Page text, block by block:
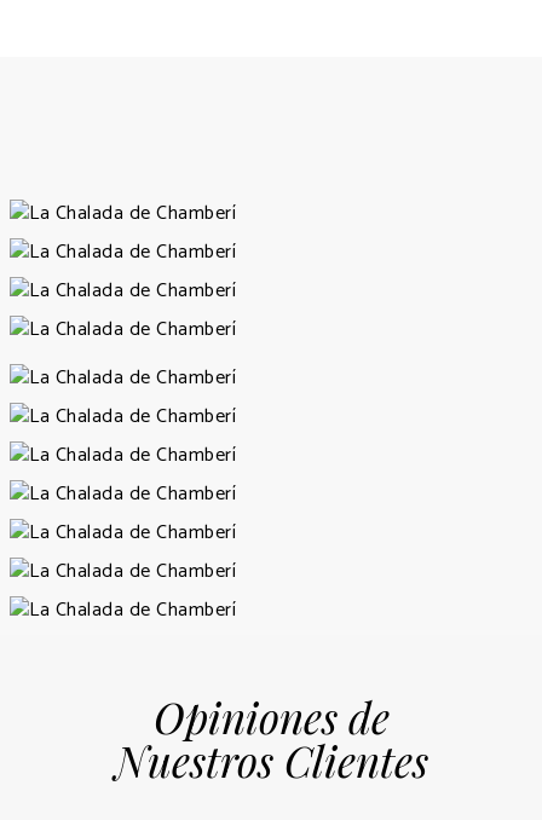
Opiniones de
Nuestros Clientes